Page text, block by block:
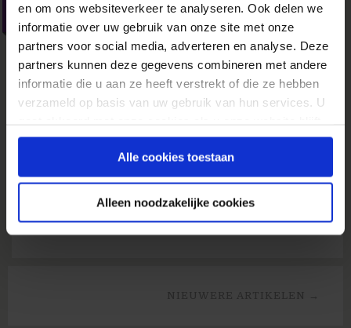
en om ons websiteverkeer te analyseren. Ook delen we
informatie over uw gebruik van onze site met onze
partners voor social media, adverteren en analyse. Deze
partners kunnen deze gegevens combineren met andere
informatie die u aan ze heeft verstrekt of die ze hebben
verzameld op basis van uw gebruik van hun services. U
gebruiken.
Alle cookies toestaan
Alleen noodzakelijke cookies
29 mei 2008doorTon Wesseling in Nieuws
Hoera! We zijn live. Webanalisten.nl "analyse van
het web", het kennisdelingsgroepweblog
opgestart door Reinout Wolfert & Ton Wesseling.
Meten, analyseren, zien en optimaliseren. De
Webanalytics congres in Maarssen met deze
presentatie: Je ziet het misschien, maar ook wij
» Lees meer van 'Webanalisten.nl live !'
NIEUWERE ARTIKELEN →